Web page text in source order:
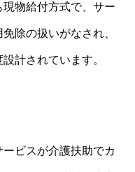
物給付方式で、サー
除の扱いがなされ、
計されています。
ビスが介護扶助でカ